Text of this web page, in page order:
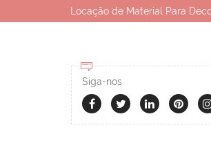
Locação de Material Para
Siga-nos